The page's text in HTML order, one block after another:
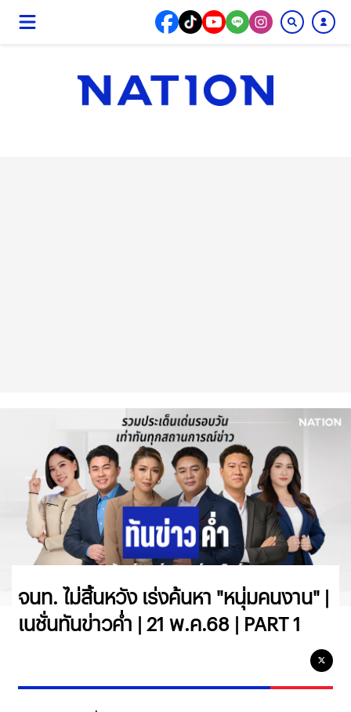
จนท. ไม่สิ้นหวัง เร่งค้นหา "หนุ่มคนงาน" |
เนชั่นทันข่าวค่ำ | 21 พ.ค.68 | PART 1